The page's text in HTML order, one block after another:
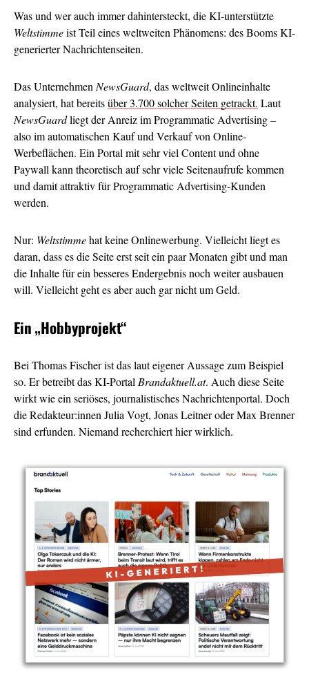
Was und wer auch immer dahintersteckt, die KI-unterstützte
Weltstimmeist Teil eines weltweiten Phänomens: des Booms KI-
generierter Nachrichtenseiten.
Das UnternehmenNewsGuard, das weltweit Onlineinhalte
analysiert, hat bereitsüber 3.700 solcher Seiten getrackt. Laut
NewsGuardliegt der Anreiz im Programmatic Advertising –
also im automatischen Kauf und Verkauf von Online-
Werbeflächen. Ein Portal mit sehr viel Content und ohne
Paywall kann theoretisch auf sehr viele Seitenaufrufe kommen
und damit attraktiv für Programmatic Advertising-Kunden
werden.
Nur: Weltstimmehat keine Onlinewerbung. Vielleicht liegt es
daran, dass es die Seite erst seit ein paar Monaten gibt und man
die Inhalte für ein besseres Endergebnis noch weiter ausbauen
will. Vielleicht geht es aber auch gar nicht um Geld.
Ein„Hobbyprojekt“
Bei Thomas Fischer ist das laut eigener Aussage zum Beispiel
so. Er betreibt das KI-PortalBrandaktuell.at. Auch diese Seite
wirkt wie ein seriöses, journalistisches Nachrichtenportal. Doch
die Redakteur:innen Julia Vogt, Jonas Leitner oder Max Brenner
sind erfunden. Niemand recherchiert hier wirklich.